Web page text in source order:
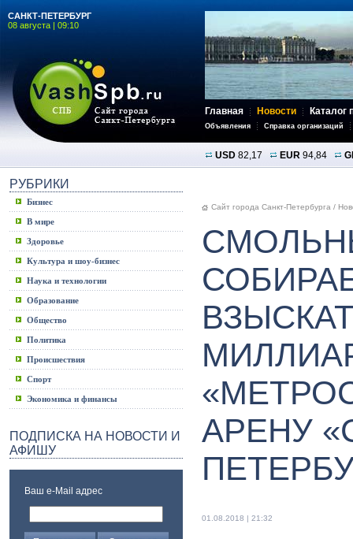
САНКТ-ПЕТЕРБУРГ
08 августа | 09:10
Главная Новости Каталог
Объявления Справка организаций
USD 82,17 EUR 94,84
РУБРИКИ
Бизнес
В мире
Здоровье
Культура и шоу-бизнес
Наука и технологии
Образование
Общество
Политика
Происшествия
Спорт
Экономика и финансы
ПОДПИСКА НА НОВОСТИ И
АФИШУ
Ваш e-Mail адрес
Сайт города Санкт-Петербурга /
АРЕНУ
01.08.2018 | 21:32